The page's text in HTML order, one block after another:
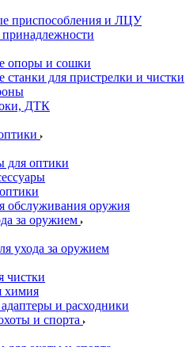
приспособления и ЛЦУ
принадлежности
опоры и сошки
станки для пристрелки и чистки
ДТК
для оптики
обслуживания оружия
за оружием
ухода за оружием
чистки
химия
и расходники
и спорта